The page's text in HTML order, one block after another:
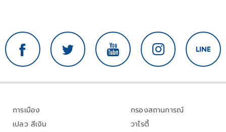
การเมือง
เปลว สีเงิน
กรองสถานการณ์
วาไรตี้